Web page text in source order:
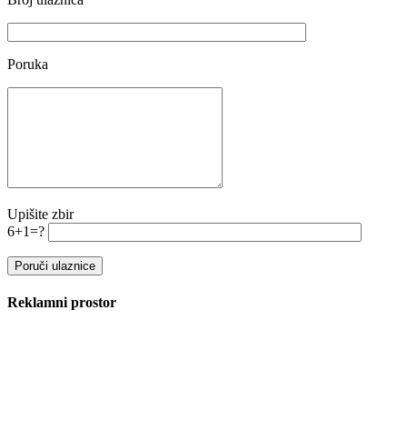
Poruka
Upišite zbir
6+1=?
Reklamni prostor